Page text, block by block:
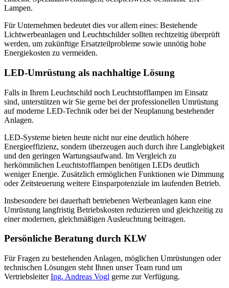
Lampen.
Für Unternehmen bedeutet dies vor allem eines: Bestehende
Lichtwerbeanlagen und Leuchtschilder sollten rechtzeitig überprüft
werden, um zukünftige Ersatzteilprobleme sowie unnötig hohe
Energiekosten zu vermeiden.
LED-Umrüstung als nachhaltige Lösung
Falls in Ihrem Leuchtschild noch Leuchtstofflampen im Einsatz
sind, unterstützen wir Sie gerne bei der professionellen Umrüstung
auf moderne LED-Technik oder bei der Neuplanung bestehender
Anlagen.
LED-Systeme bieten heute nicht nur eine deutlich höhere
Energieeffizienz, sondern überzeugen auch durch ihre Langlebigkeit
und den geringen Wartungsaufwand. Im Vergleich zu
herkömmlichen Leuchtstofflampen benötigen LEDs deutlich
weniger Energie. Zusätzlich ermöglichen Funktionen wie Dimmung
oder Zeitsteuerung weitere Einsparpotenziale im laufenden Betrieb.
Insbesondere bei dauerhaft betriebenen Werbeanlagen kann eine
Umrüstung langfristig Betriebskosten reduzieren und gleichzeitig zu
einer modernen, gleichmäßigen Ausleuchtung beitragen.
Persönliche Beratung durch KLW
Für Fragen zu bestehenden Anlagen, möglichen Umrüstungen oder
technischen Lösungen steht Ihnen unser Team rund um
VertriebsleiterIng. Andreas Vogl gerne zur Verfügung.